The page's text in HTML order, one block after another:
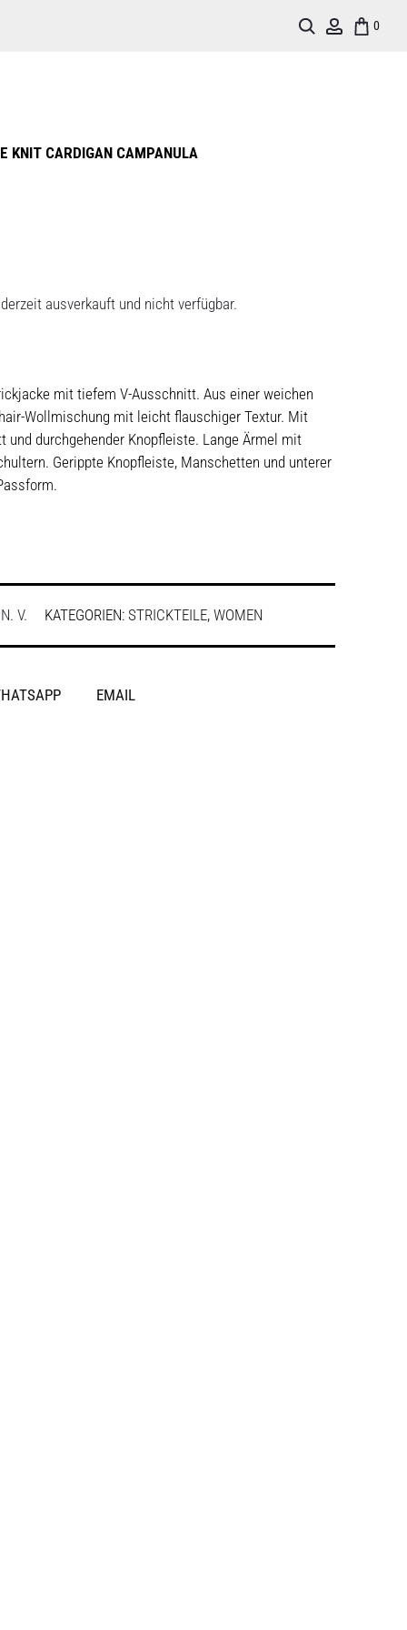
0
Account
Search
KNIT CARDIGAN CAMPANULA
ausverkauft und nicht verfügbar.
mit tiefem V-Ausschnitt. Aus einer weichen
Wollmischung mit leicht flauschiger Textur. Mit
und durchgehender Knopfleiste. Lange Ärmel mit
Gerippte Knopfleiste, Manschetten und unterer
N. V. KATEGORIEN: STRICKTEILE, WOMEN
EMAIL